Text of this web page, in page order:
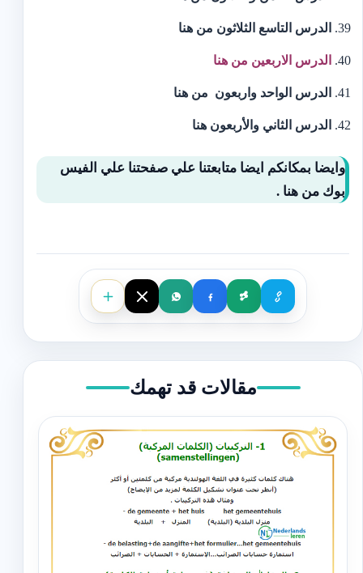
الدرس التاسع الثلاثون من هنا
الدرس الاربعين من هنا
الدرس الواحد واربعون من هنا
الدرس الثاني والأربعون هنا
وايضا بمكانكم ايضا متابعتنا علي صفحتنا علي الفيس
بوك من هنا .
مقالات قد تهمك